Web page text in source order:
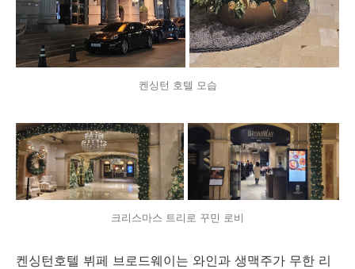
켄싱턴 호텔 모습
크리스마스 트리로 꾸민 로비
켄싱턴호텔 뷔페 브로드웨이는 와인과 생맥주가 무한 리